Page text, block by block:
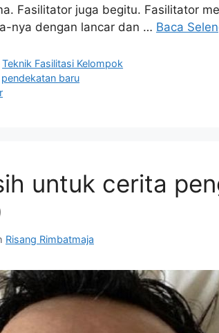
Fasilitator juga begitu. Fasilitator
nya dengan lancar dan … Baca
Teknik Fasilitasi Kelompok
pendekatan baru
untuk cerita
Risang Rimbatmaja